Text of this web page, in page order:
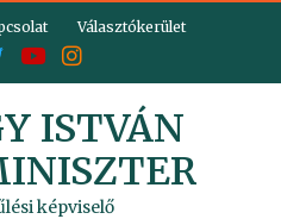
Választókerület
ISTVÁN
képviselő